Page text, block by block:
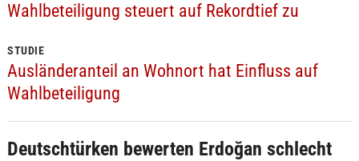
Wahlbeteiligung steuert auf Rekordtief zu
STUDIE
Ausländeranteil an Wohnort hat Einfluss auf
Wahlbeteiligung
Deutschtürken bewerten Erdoğan schlecht